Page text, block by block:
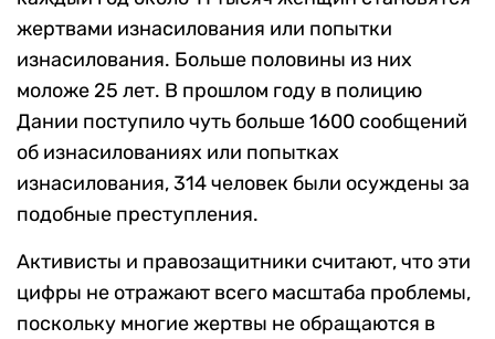
жертвами изнасилования или попытки
изнасилования. Больше половины из них
моложе 25 лет. В прошлом году в полицию
Дании поступило чуть больше 1600 сообщений
об изнасилованиях или попытках
изнасилования, 314 человек были осуждены за
подобные преступления.
Активисты и правозащитники считают, что эти
цифры не отражают всего масштаба проблемы,
поскольку многие жертвы не обращаются в